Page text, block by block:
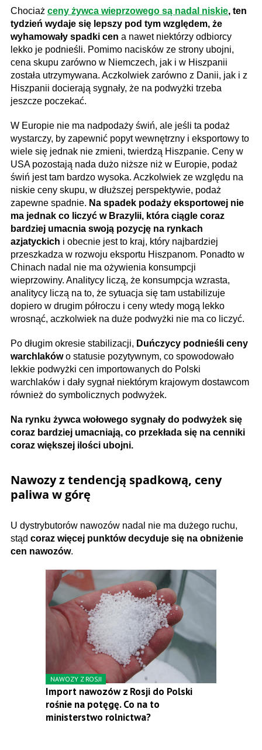
Chociaż ceny żywca wieprzowego są nadal niskie, ten
tydzień wydaje się lepszy pod tym względem, że
wyhamowały spadki cen a nawet niektórzy odbiorcy
lekko je podnieśli. Pomimo nacisków ze strony ubojni,
cena skupu zarówno w Niemczech, jak i w Hiszpanii
została utrzymywana. Aczkolwiek zarówno z Danii, jak i z
Hiszpanii docierają sygnały, że na podwyżki trzeba
jeszcze poczekać.
W Europie nie ma nadpodaży świń, ale jeśli ta podaż
wystarczy, by zapewnić popyt wewnętrzny i eksportowy to
wiele się jednak nie zmieni, twierdzą Hiszpanie. Ceny w
USA pozostają nada dużo niższe niż w Europie, podaż
świń jest tam bardzo wysoka. Aczkolwiek ze względu na
niskie ceny skupu, w dłuższej perspektywie, podaż
zapewne spadnie. Na spadek podaży eksportowej nie
ma jednak co liczyć w Brazylii, która ciągle coraz
bardziej umacnia swoją pozycję na rynkach
azjatyckich i obecnie jest to kraj, który najbardziej
przeszkadza w rozwoju eksportu Hiszpanom. Ponadto w
Chinach nadal nie ma ożywienia konsumpcji
wieprzowiny. Analitycy liczą, że konsumpcja wzrasta,
analitycy liczą na to, że sytuacja się tam ustabilizuje
dopiero w drugim półroczu i ceny wtedy mogą lekko
wrosnąć, aczkolwiek na duże podwyżki nie ma co liczyć.
Po długim okresie stabilizacji, Duńczycy podnieśli ceny
warchlakówo statusie pozytywnym, co spowodowało
lekkie podwyżki cen importowanych do Polski
warchlaków i dały sygnał niektórym krajowym dostawcom
również do symbolicznych podwyżek.
Na rynku żywca wołowego sygnały do podwyżek się
coraz bardziej umacniają, co przekłada się na cenniki
coraz większej ilości ubojni.
Nawozy z tendencją spadkową, ceny
paliwa w górę
U dystrybutorów nawozów nadal nie ma dużego ruchu,
stąd coraz więcej punktów decyduje się na obniżenie
cen nawozów.
NAWOZY Z ROSJI
Import nawozów z Rosji do Polski
rośnie na potęgę. Co na to
ministerstwo rolnictwa?